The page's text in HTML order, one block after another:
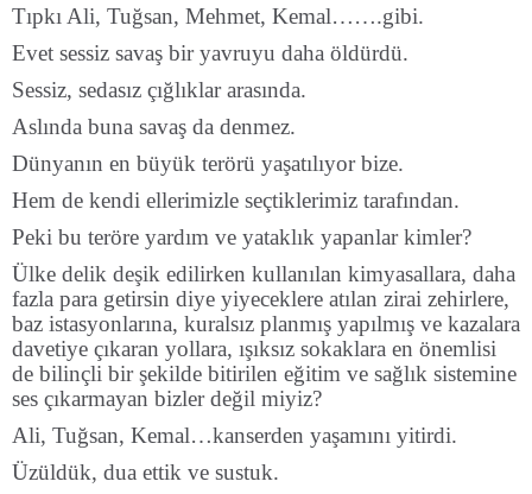
Tıpkı Ali, Tuğsan, Mehmet, Kemal…….gibi.
Evet sessiz savaş bir yavruyu daha öldürdü.
Sessiz, sedasız çığlıklar arasında.
Aslında buna savaş da denmez.
Dünyanın en büyük terörü yaşatılıyor bize.
Hem de kendi ellerimizle seçtiklerimiz tarafından.
Peki bu teröre yardım ve yataklık yapanlar kimler?
Ülke delik deşik edilirken kullanılan kimyasallara, daha
fazla para getirsin diye yiyeceklere atılan zirai zehirlere,
baz istasyonlarına, kuralsız planmış yapılmış ve kazalara
davetiye çıkaran yollara, ışıksız sokaklara en önemlisi
de bilinçli bir şekilde bitirilen eğitim ve sağlık sistemine
ses çıkarmayan bizler değil miyiz?
Ali, Tuğsan, Kemal…kanserden yaşamını yitirdi.
Üzüldük, dua ettik ve sustuk.